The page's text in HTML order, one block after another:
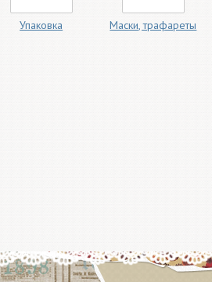
Упаковка Маски, трафареты